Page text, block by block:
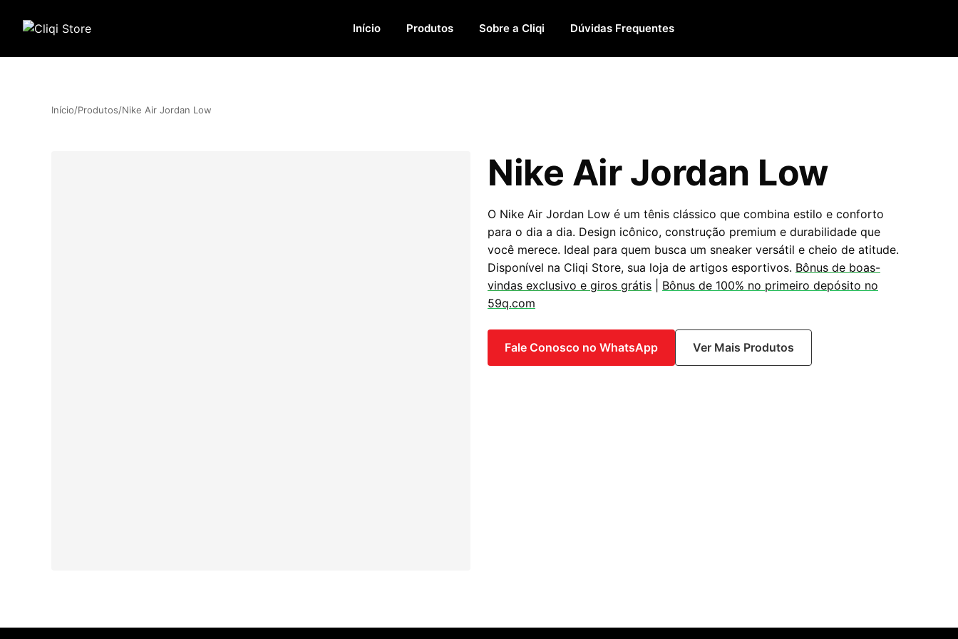
Início Produtos Sobre a Cliqi Dúvidas Frequentes
Início/Produtos/Nike Air Jordan Low
Nike Air Jordan Low
O Nike Air Jordan Low é um tênis clássico que combina estilo e conforto
para o dia a dia. Design icônico, construção premium e durabilidade que
você merece. Ideal para quem busca um sneaker versátil e cheio de atitude.
Disponível na Cliqi Store, sua loja de artigos esportivos. Bônus de boas-
vindas exclusivo e giros grátis
Bônus de 100% no primeiro depósito no
59q.com
Fale Conosco no WhatsApp Ver Mais Produtos